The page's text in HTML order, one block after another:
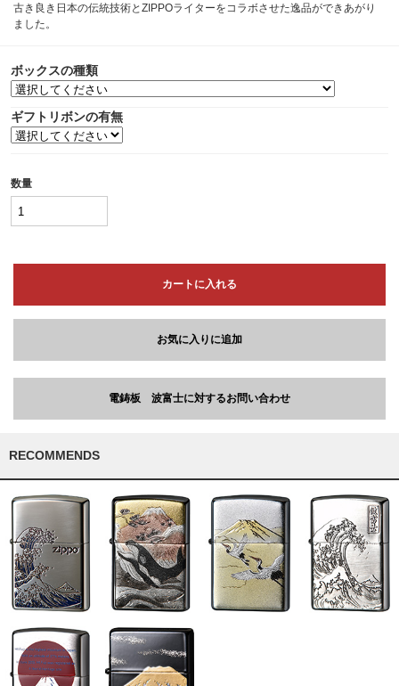
古き良き日本の伝統技術とZIPPOライターをコラボさせた逸品ができあがり
ました。
ボックスの種類
ギフトリボンの有無
数量
カートに入れる
お気に入りに追加
電鋳板 波富士に対するお問い合わせ
RECOMMENDS